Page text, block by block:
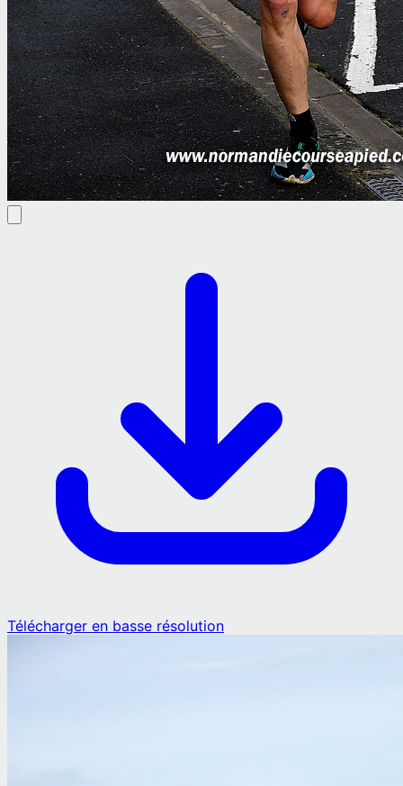
Télécharger en basse résolution